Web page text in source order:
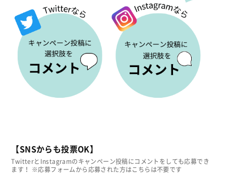
【SNSからも投票OK】
TwitterとInstagramのキャンペーン投稿にコメントをしても応募でき
ます！ ※応募フォームから応募された方はこちらは不要です